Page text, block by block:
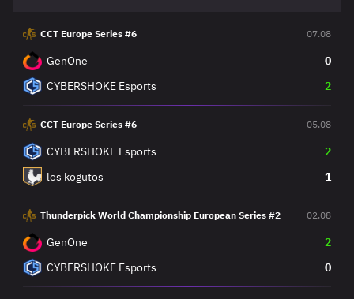
CCT Europe Series #6 07.08
GenOne
0
CYBERSHOKE Esports
2
CCT Europe Series #6 05.08
CYBERSHOKE Esports
2
los kogutos
1
Thunderpick World Championship European Series #2 02.08
GenOne
2
CYBERSHOKE Esports
0